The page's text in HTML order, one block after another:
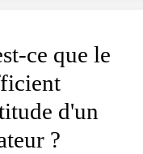
ce que le
d'un
?